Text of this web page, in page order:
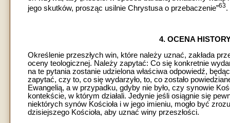
jego skutków, prosząc usilnie Chrystusa o przebaczenie”63.
4. OCENA
Określenie przeszłych win, które należy uznać, zakłada
oceny teologicznej. Należy zapytać: Co się konkretnie
na te pytania zostanie udzielona właściwa odpowiedź,
zapytać, czy to, co się wydarzyło, to, co zostało
Ewangelią, a w przypadku, gdyby nie było, czy synowie
kontekście, w którym działali. Jedynie jeśli osiągnie się
niektórych synów Kościoła i w jego imieniu, mogło być
dzisiejszego Kościoła, aby uznać winy przeszłości.